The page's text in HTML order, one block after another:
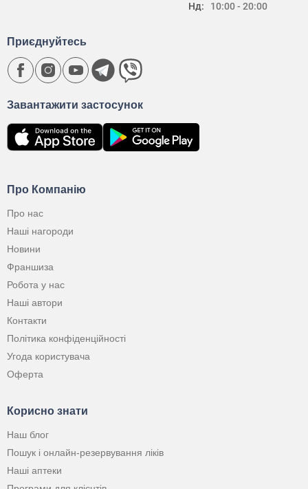
Нд:
10:00 - 20:00
Про Компанію
Про нас
Наші нагороди
Новини
Франшиза
Робота у нас
Наші автори
Контакти
Політика конфіденційності
Угода користувача
Оферта
Корисно знати
Наш блог
Пошук і онлайн-резервування ліків
Наші аптеки
Завантажити застосунок
Приєднуйтесь